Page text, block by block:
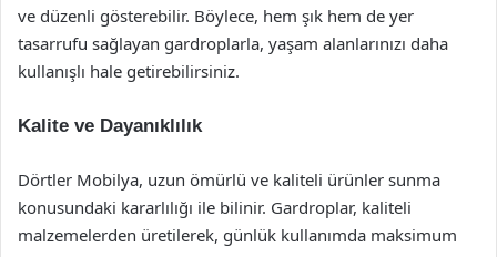
ve düzenli gösterebilir. Böylece, hem şık hem de yer
tasarrufu sağlayan gardroplarla, yaşam alanlarınızı daha
kullanışlı hale getirebilirsiniz.
Kalite ve Dayanıklılık
Dörtler Mobilya, uzun ömürlü ve kaliteli ürünler sunma
konusundaki kararlılığı ile bilinir. Gardroplar, kaliteli
malzemelerden üretilerek, günlük kullanımda maksimum